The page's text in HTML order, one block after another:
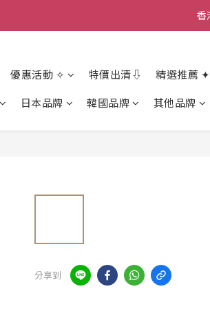
香
香
香
優惠活動 ✧ 特價出清⇩
精選推薦 ✦
日本品牌 韓國品牌 其他品牌
分享到